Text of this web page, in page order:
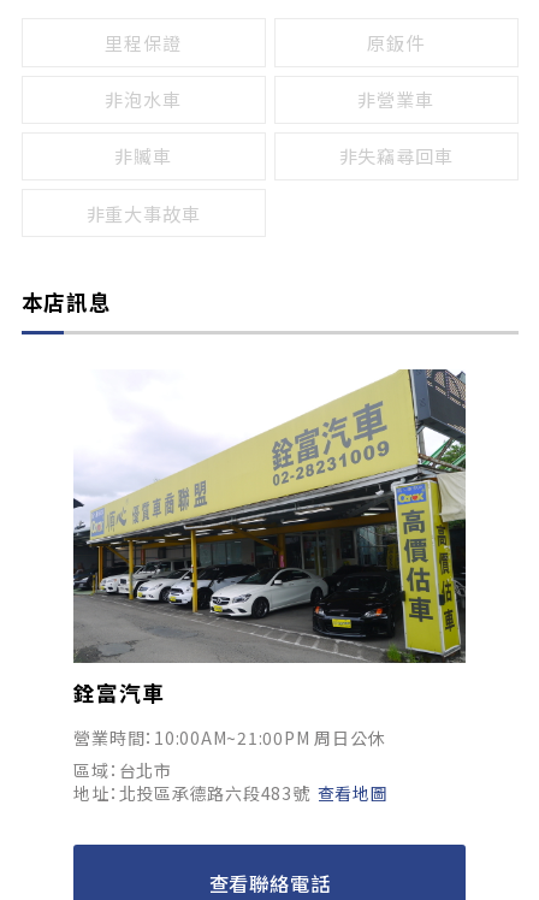
里程保證 原鈑件
非泡水車 非營業車
非贓車 非失竊尋回車
非重大事故車
本店訊息
銓富汽車
營業時間：10:00AM~21:00PM 周日公休
區域：台北市
地址：北投區承德路六段483號 查看地圖
查看聯絡電話